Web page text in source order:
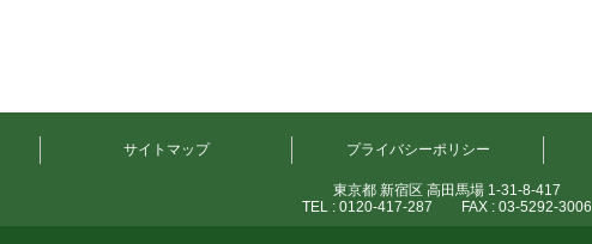
サイトマップ プライバシーポリシー
東京都 新宿区 高田馬場 1-31-8-417
TEL : 0120-417-287 FAX : 03-5292-3006